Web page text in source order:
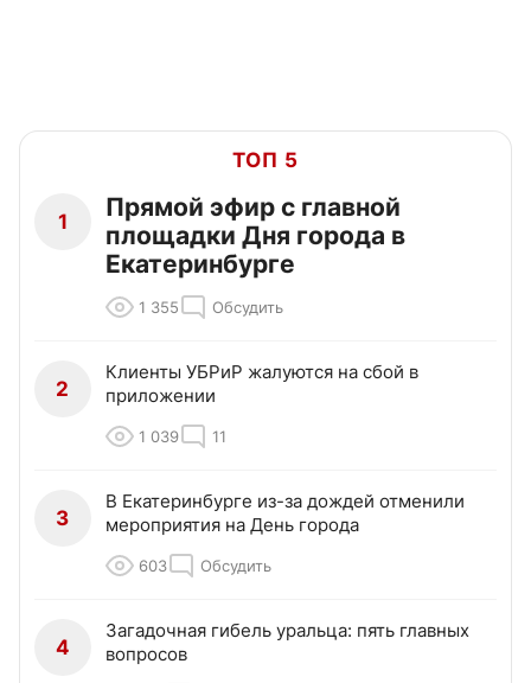
ТОП 5
1
Прямой эфир с главной
площадки Дня города в
Екатеринбурге
1 355 Обсудить
2
Клиенты УБРиР жалуются на сбой в
приложении
1 039 11
3
В Екатеринбурге из-за дождей отменили
мероприятия на День города
603 Обсудить
4
Загадочная гибель уральца: пять главных
вопросов